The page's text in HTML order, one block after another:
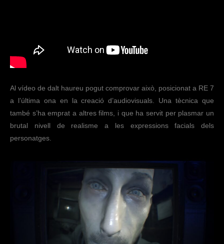
Al vídeo de dalt haureu pogut comprovar això, posicionat a RE 7
a l’última ona en la creació d’audiovisuals. Una tècnica que
també s’ha emprat a altres films, i que ha servit per plasmar un
brutal nivell de realisme a les expressions facials dels
personatges.